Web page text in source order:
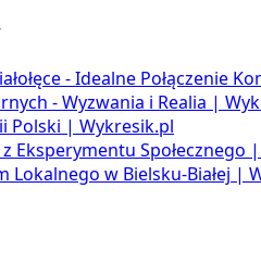
- Idealne Połączenie
- Wyzwania i Realia |
Polski | Wykresik.pl
Eksperymentu Społecznego
Lokalnego w Bielsku-Białej |